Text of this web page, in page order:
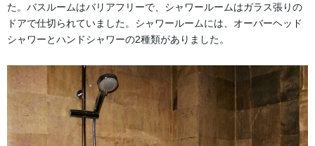
た。バスルームはバリアフリーで、シャワールームはガラス張りの
ドアで仕切られていました。シャワールームには、オーバーヘッド
シャワーとハンドシャワーの2種類がありました。